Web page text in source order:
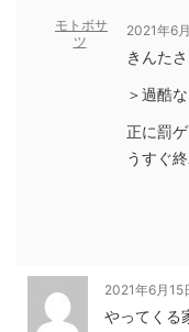
モトボサ
ツ
2021年6
きんた
＞過酷
正に罰
うすぐ
2021年6月15
やってくる